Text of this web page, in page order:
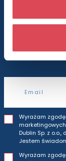
Będziesz
i oferty
Wyrażam
Dublin Sp. z
Jestem
Wyrażam